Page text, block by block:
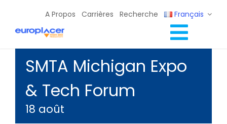
content
A Propos Carrières Recherche Français
Solutions Lignes CMS
Services
Ressources / Événements
Contact
SMTA Michigan Expo
& Tech Forum
18 août